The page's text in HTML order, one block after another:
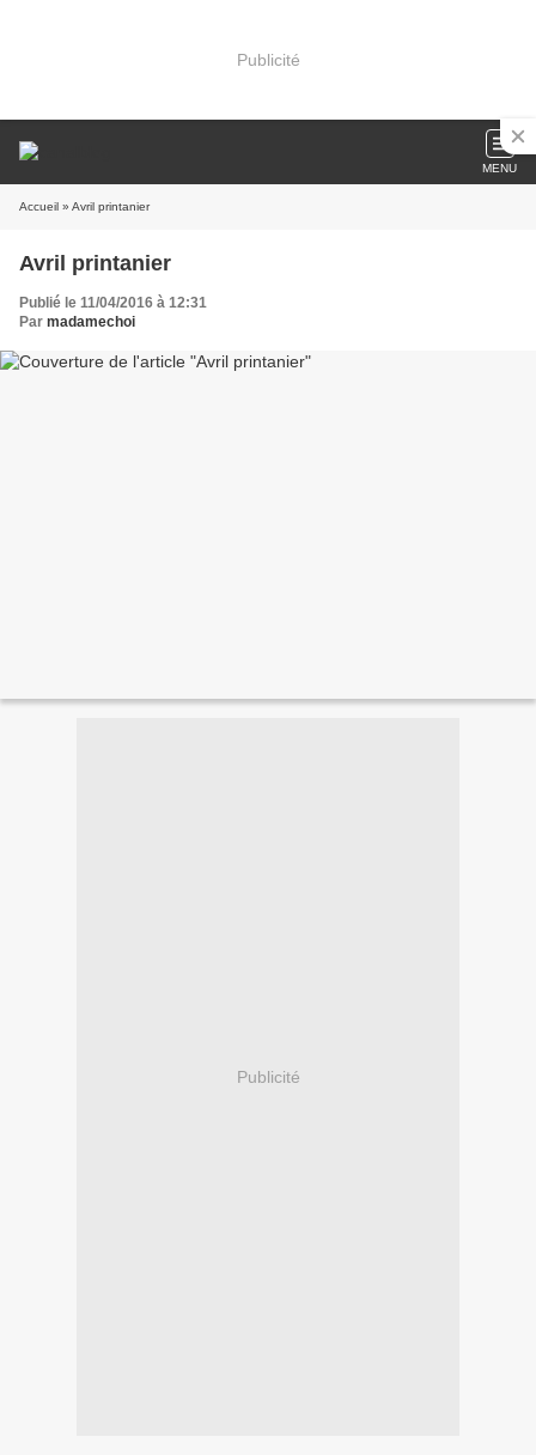
Publicité
MENU
Accueil » Avril printanier
Avril printanier
Publié le 11/04/2016 à 12:31
Par madamechoi
Publicité